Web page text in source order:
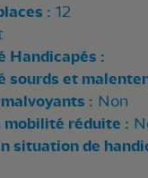
: 12
Handicapés :
sourds et
: Non
mobilité réduite :
situation de